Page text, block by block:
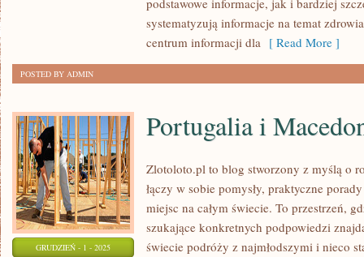
podstawowe informacje, jak i bardziej
systematyzują informacje na temat
centrum informacji dla [ Read More ]
POSTED BY ADMIN
GRUDZIEŃ - 1 - 2025
Portugalia i
Zlotoloto.pl to blog stworzony z myślą o
łączy w sobie pomysły, praktyczne
miejsc na całym świecie. To przestrzeń,
szukające konkretnych podpowiedzi
świecie podróży z najmłodszymi i nieco